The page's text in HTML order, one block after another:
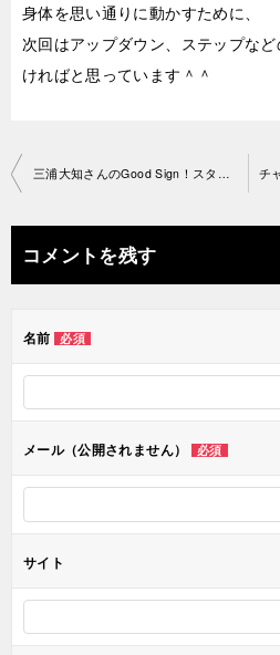
身体を思い通りに動かすために、
次回はアップダウン、ステップな
ければと思っています＾＾
投
ナ
ビ
ー
ン
コメントを残す
名前 必須
メール（公開されません） 必須
サイト